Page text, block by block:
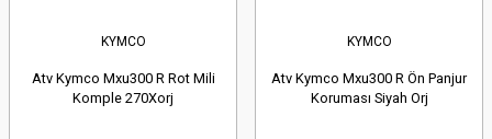
KYMCO
Atv Kymco Mxu300 R Rot Mili
Komple 270Xorj
KYMCO
Atv Kymco Mxu300 R Ön Panjur
Koruması Siyah Orj